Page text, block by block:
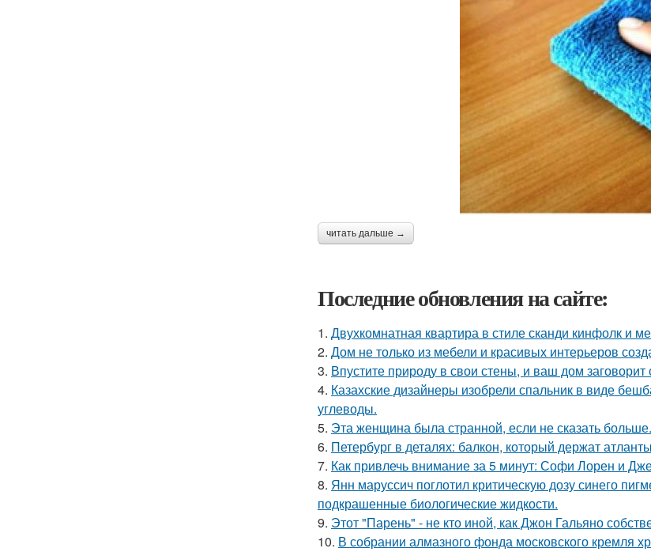
читать дальше →
Последние обновления на сайте:
1. Двухкомнатная квартира в стиле сканди кинфолк и
2. Дом не только из мебели и красивых интерьеров
3. Впустите природу в свои стены, и ваш дом
4. Казахские дизайнеры изобрели спальник в виде
углеводы.
5. Эта женщина была странной, если не сказать больше.
6. Петербург в деталях: балкон, который держат
7. Как привлечь внимание за 5 минут: Софи Лорен и
8. Янн маруссич поглотил критическую дозу синего
подкрашенные биологические жидкости.
9. Этот "Парень" - не кто иной, как Джон Гальяно
10. В собрании алмазного фонда московского кремля